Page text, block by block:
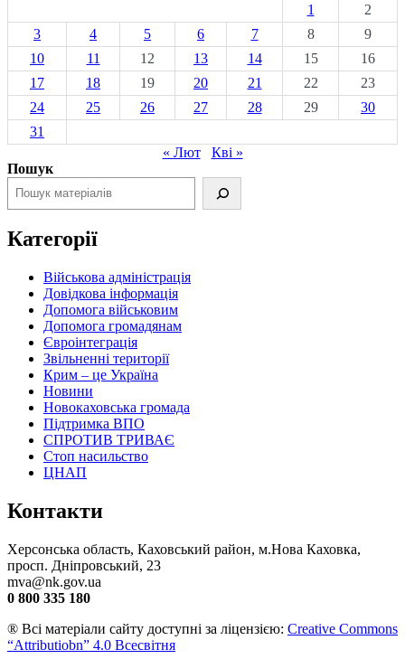
1
2
3
4 5 6 7 8
9
10
11 12 13 14 15
16
17
18 19 20 21 22
23
24
25 26 27 28 29
30
31
« Лют
Кві »
Пошук
Категорії
Військова адміністрація
Довідкова інформація
Допомога військовим
Допомога громадянам
Євроінтеграція
Звільненні території
Крим – це Україна
Новини
Новокаховська громада
Підтримка ВПО
СПРОТИВ ТРИВАЄ
Стоп насильство
ЦНАП
Контакти
Херсонська область, Каховський район, м.Нова Каховка,
просп. Дніпровський, 23
mva@nk.gov.ua
0 800 335 180
® Всі матеріали сайту доступні за ліцензією: Creative Commons
“Attributiobn” 4.0 Всесвітня